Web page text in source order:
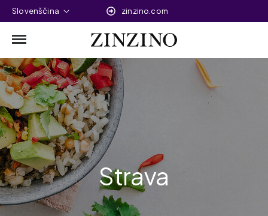
Slovenščina zinzino.com
Strava